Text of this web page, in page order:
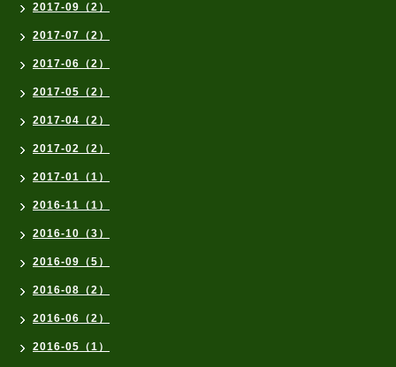
2017-09（2）
2017-07（2）
2017-06（2）
2017-05（2）
2017-04（2）
2017-02（2）
2017-01（1）
2016-11（1）
2016-10（3）
2016-09（5）
2016-08（2）
2016-06（2）
2016-05（1）